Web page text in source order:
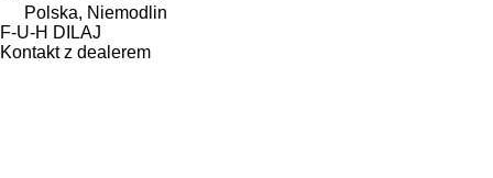
Polska, Niemodlin
F-U-H DILAJ
Kontakt z dealerem